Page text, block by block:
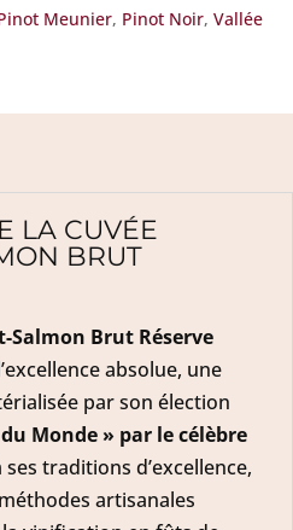
Meunier, Pinot Noir, Vallée
LA CUVÉE
BRUT
Salmon Brut Réserve
absolue, une
par son élection
Monde » par le célèbre
ses traditions d’excellence,
artisanales